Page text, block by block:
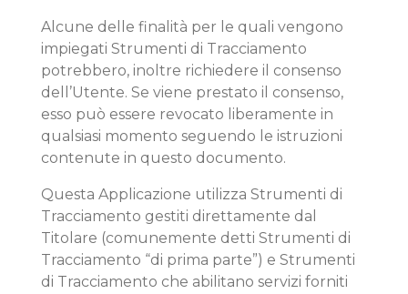
Alcune delle finalità per le quali vengono
impiegati Strumenti di Tracciamento
potrebbero, inoltre richiedere il consenso
dell’Utente. Se viene prestato il consenso,
esso può essere revocato liberamente in
qualsiasi momento seguendo le istruzioni
contenute in questo documento.
Questa Applicazione utilizza Strumenti di
Tracciamento gestiti direttamente dal
Titolare (comunemente detti Strumenti di
Tracciamento “di prima parte”) e Strumenti
di Tracciamento che abilitano servizi forniti